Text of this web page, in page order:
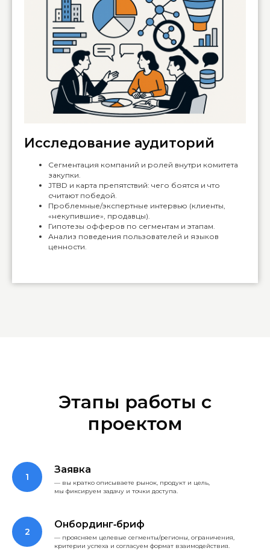
Исследование аудиторий
Сегментация компаний и ролей внутри комитета
закупки.
JTBD и карта препятствий: чего боятся и что
считают победой.
Проблемные/экспертные интервью (клиенты,
«некупившие», продавцы).
Гипотезы офферов по сегментам и этапам.
Анализ поведения пользователей и языков
ценности.
Этапы работы с
проектом
Заявка
— вы кратко описываете рынок, продукт и цель,
мы фиксируем задачу и точки доступа.
Онбординг‑бриф
— проясняем целевые сегменты/регионы, ограничения,
критерии успеха и согласуем формат взаимодействия.